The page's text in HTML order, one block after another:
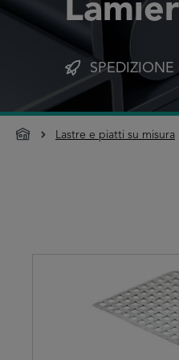
Lastre e piatti su misura